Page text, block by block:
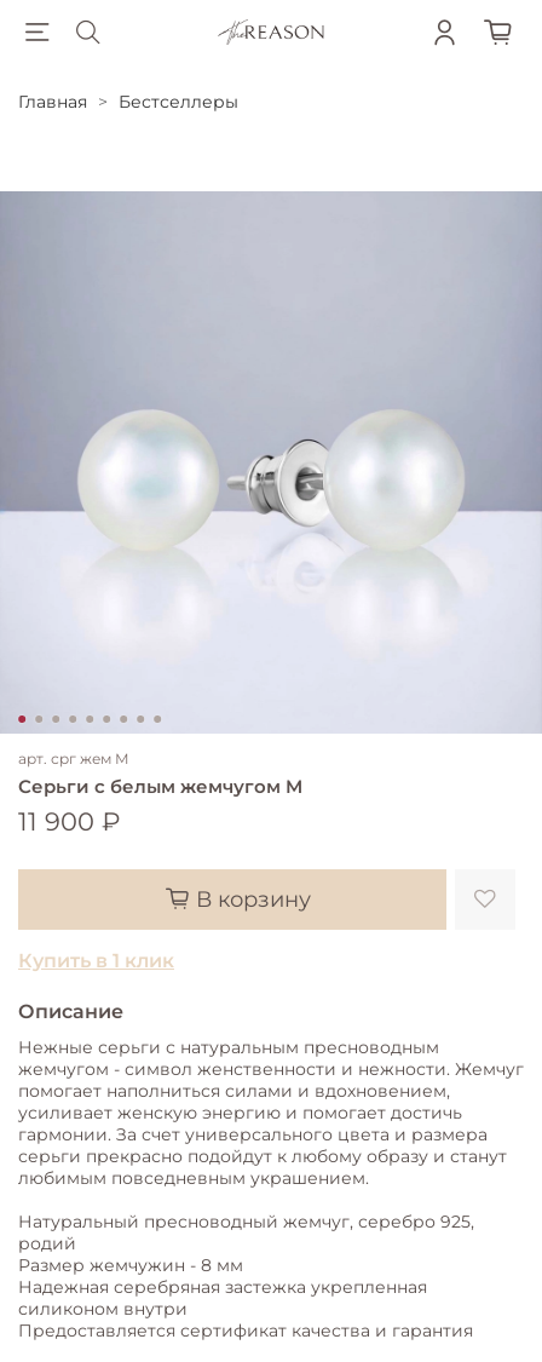
Главная Бестселлеры
арт. срг жем М
Серьги с белым жемчугом M
11 900 ₽
В корзину
Купить в 1 клик
Описание
Нежные серьги с натуральным пресноводным
жемчугом - символ женственности и нежности. Жемчуг
помогает наполниться силами и вдохновением,
усиливает женскую энергию и помогает достичь
гармонии. За счет универсального цвета и размера
серьги прекрасно подойдут к любому образу и станут
любимым повседневным украшением.
Натуральный пресноводный жемчуг, серебро 925,
родий
Размер жемчужин - 8 мм
Надежная серебряная застежка укрепленная
силиконом внутри
Предоставляется сертификат качества и гарантия